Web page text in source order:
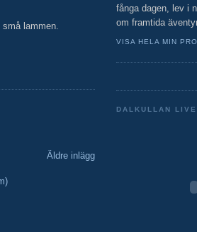
lammen.
Äldre inlägg
fånga dagen, lev i
om framtida
VISA HELA MIN
DALKULLAN